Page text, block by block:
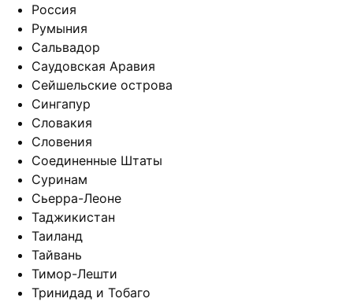
Россия
Румыния
Сальвадор
Саудовская Аравия
Сейшельские острова
Сингапур
Словакия
Словения
Соединенные Штаты
Суринам
Сьерра-Леоне
Таджикистан
Таиланд
Тайвань
Тимор-Лешти
Тринидад и Тобаго